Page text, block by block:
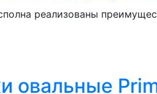
реализованы